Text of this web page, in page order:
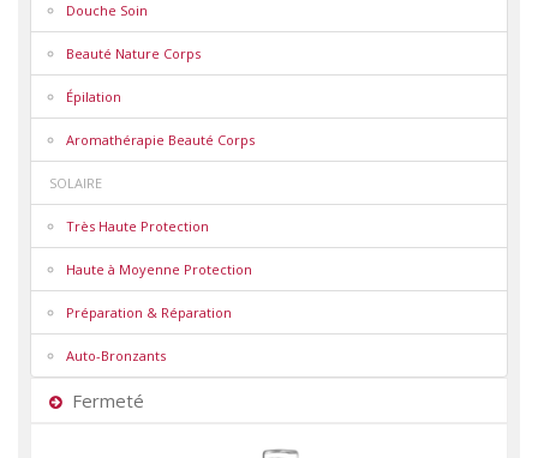
Douche Soin
Beauté Nature Corps
Épilation
Aromathérapie Beauté Corps
SOLAIRE
Très Haute Protection
Haute à Moyenne Protection
Préparation & Réparation
Auto-Bronzants
Fermeté